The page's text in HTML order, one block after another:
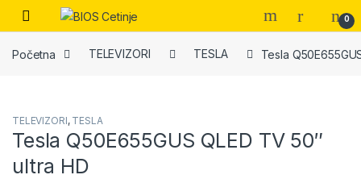
Skip to navigation
Skip to content
Open 0
Početna TELEVIZORI TESLA Tesla
TELEVIZORI, TESLA
Tesla Q50E655GUS QLED TV 50″
ultra HD